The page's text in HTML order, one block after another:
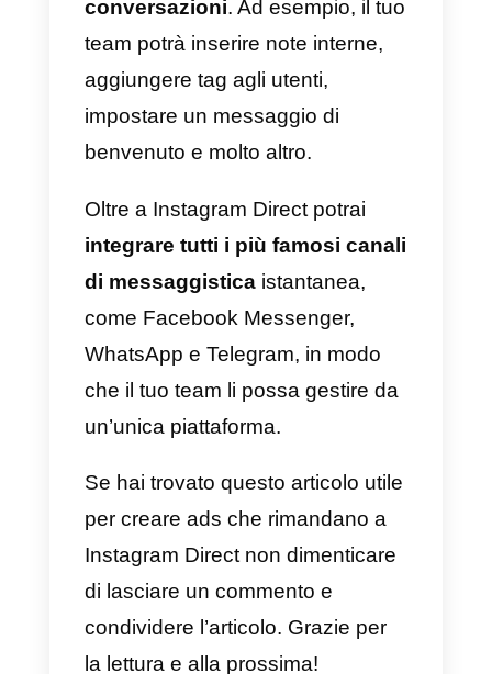
un contenuto che sia
e che abbia un forte impatto
visivo.
molto importante
poiché dovrà
comunicare agli utenti cosa stai
cercando di offrirgli. Utilizza un
testo semplice e chiaro, in modo
che la maggior parte degli utenti
Infine, puoipersonalizzare il
testo del messaggioche
andranno a visualizzare gli utenti
che cliccheranno sull’inserzione.